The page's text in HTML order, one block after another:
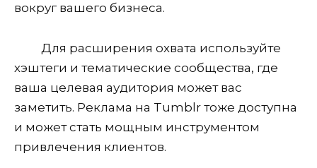
вокруг вашего бизнеса.
Для расширения охвата используйте
хэштеги и тематические сообщества, где
ваша целевая аудитория может вас
заметить. Реклама на Tumblr тоже доступна
и может стать мощным инструментом
привлечения клиентов.